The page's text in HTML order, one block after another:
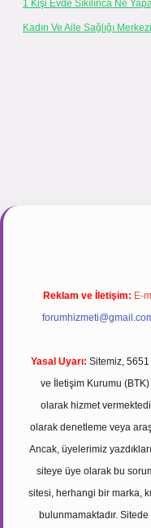
1 Kişi Evde Sıkılınca Ne
Kadın Ve Aile Sağlığı
Reklam ve İletişim: E-
Yasal Uyarı: Sitemiz,
ve İletişim Kurumu (BTK)
olarak hizmet
olarak denetleme veya
Ancak, üyelerimiz
siteye üye olarak bu
sitesi, herhangi bir marka,
bulunmamaktadır. Sitede